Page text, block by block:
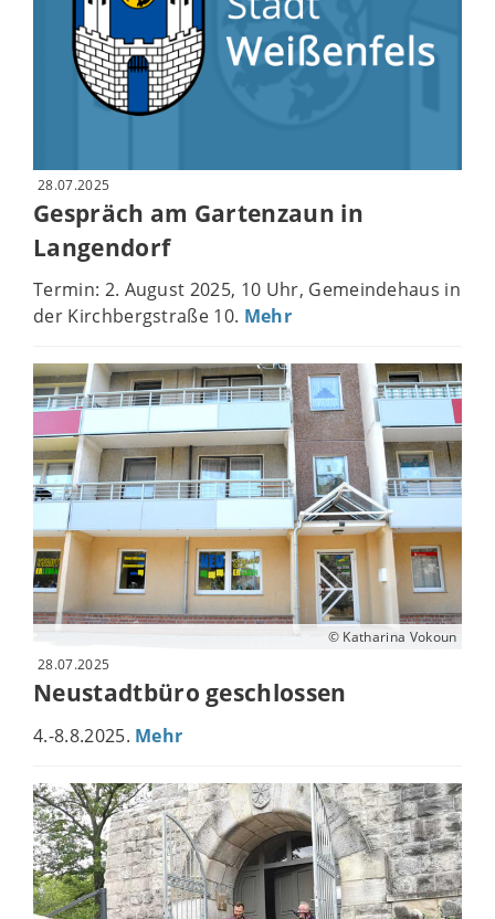
28.07.2025
Gespräch am Gartenzaun in
Langendorf
Termin: 2. August 2025, 10 Uhr, Gemeindehaus in
der Kirchbergstraße 10. Mehr
© Katharina Vokoun
28.07.2025
Neustadtbüro geschlossen
4.-8.8.2025. Mehr